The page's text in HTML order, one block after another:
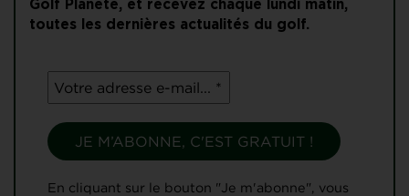
Golf Planète, et recevez chaque lundi matin,
toutes les dernières actualités du golf.
En cliquant sur le bouton "Je m'abonne", vous